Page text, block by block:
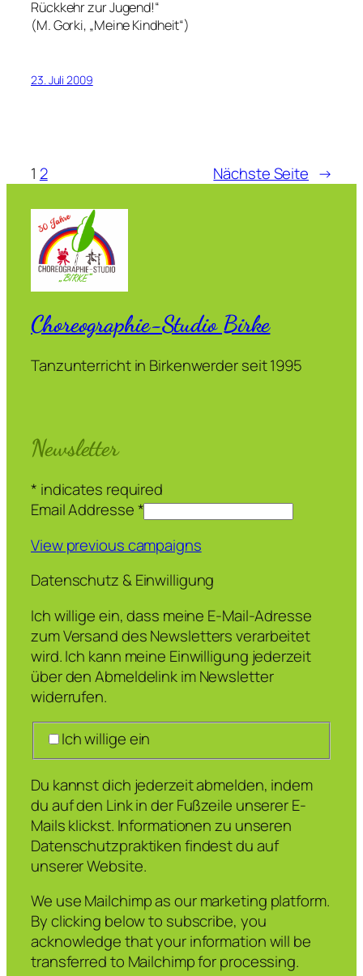
Rückkehr zur Jugend!“
(M. Gorki, „Meine Kindheit“)
23. Juli 2009
1 2 Nächste Seite →
Choreographie-Studio Birke
Tanzunterricht in Birkenwerder seit 1995
Newsletter
* indicates required
Email Addresse*
View previous campaigns
Datenschutz & Einwilligung
Ich willige ein, dass meine E-Mail-Adresse
zum Versand des Newsletters verarbeitet
wird. Ich kann meine Einwilligung jederzeit
über den Abmeldelink im Newsletter
widerrufen.
Ich willige ein
Du kannst dich jederzeit abmelden, indem
du auf den Link in der Fußzeile unserer E-
Mails klickst. Informationen zu unseren
Datenschutzpraktiken findest du auf
unserer Website.
We use Mailchimp as our marketing platform.
By clicking below to subscribe, you
acknowledge that your information will be
transferred to Mailchimp for processing.